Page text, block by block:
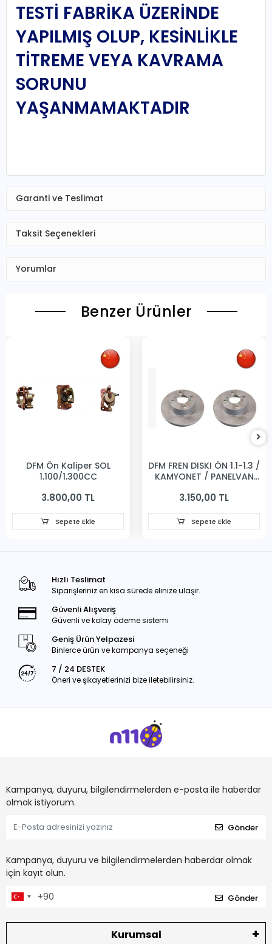
TESTİ FABRİKA ÜZERİNDE
YAPILMIŞ OLUP, KESİNLİKLE
TİTREME VEYA KAVRAMA
SORUNU
YAŞANMAMAKTADIR
Garanti ve Teslimat
Taksit Seçenekleri
Yorumlar
Benzer Ürünler
DFM Ön Kaliper SOL
1,100/1,300CC
3.800,00 TL
Sepete Ekle
DFM FREN DISKI ÖN 1.1-1.3 /
KAMYONET / PANELVAN
3.150,00 TL
Sepete Ekle
Hızlı Teslimat
Siparişleriniz en kısa sürede elinize ulaşır.
Güvenli Alışveriş
Güvenli ve kolay ödeme sistemi
Geniş Ürün Yelpazesi
Binlerce ürün ve kampanya seçeneği
7 / 24 DESTEK
Öneri ve şikayetlerinizi bize iletebilirsiniz.
Kampanya, duyuru, bilgilendirmelerden e-posta ile haberdar
olmak istiyorum.
Gönder
Kampanya, duyuru ve bilgilendirmelerden haberdar olmak
için kayıt olun.
Gönder
Kurumsal